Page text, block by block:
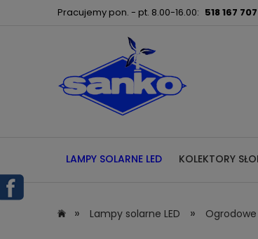
Pracujemy pon. - pt. 8.00-16.00: 518 167 707
LAMPY SOLARNE LED KOLEKTORY
» Lampy solarne LED »